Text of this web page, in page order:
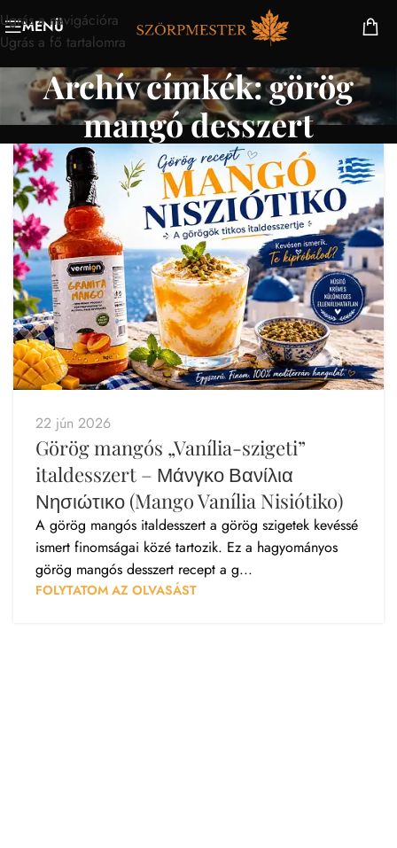
Ugrás a navigációra
Ugrás a fő tartalomra
MENÜ
Archív címkék: görög
mangó desszert
22 jún 2026
Görög mangós „Vanília-szigeti”
italdesszert – Μάνγκο Βανίλια
Νησιώτικο (Mango Vanília Nisiótiko)
A görög mangós italdesszert a görög szigetek kevéssé
ismert finomságai közé tartozik. Ez a hagyományos
görög mangós desszert recept a g...
FOLYTATOM AZ OLVASÁST